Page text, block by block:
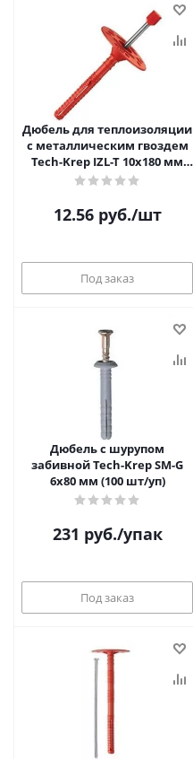
Дюбель для теплоизоляции
с металлическим гвоздем
Tech-Krep IZL-T 10х180 мм
(500 шт/уп)
12.56руб./шт
Под заказ
Дюбель с шурупом
забивной Tech-Krep SM-G
6х80 мм (100 шт/уп)
231 руб./упак
Под заказ